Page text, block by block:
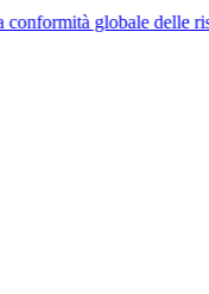
delle risorse umane